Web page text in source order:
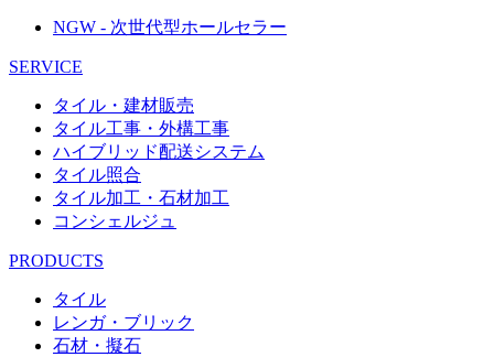
NGW - 次世代型ホールセラー
SERVICE
タイル・建材販売
タイル工事・外構工事
ハイブリッド配送システム
タイル照合
タイル加工・石材加工
コンシェルジュ
PRODUCTS
タイル
レンガ・ブリック
石材・擬石